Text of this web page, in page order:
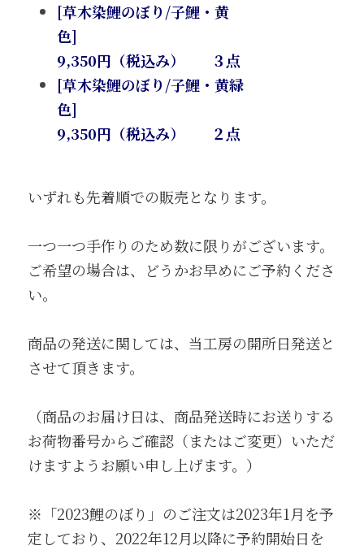
[草木染鯉のぼり/子鯉・黄
色]
9,350円（税込み）　   ３点
[草木染鯉のぼり/子鯉・黄緑
色]
9,350円（税込み）   　２点
いずれも先着順での販売となります。
一つ一つ手作りのため数に限りがございます。
ご希望の場合は、どうかお早めにご予約くださ
い。
商品の発送に関しては、当工房の開所日発送と
させて頂きます。
（商品のお届け日は、商品発送時にお送りする
お荷物番号からご確認（またはご変更）いただ
けますようお願い申し上げます。）
※「2023鯉のぼり」のご注文は2023年1月を予
定しており、2022年12月以降に予約開始日を